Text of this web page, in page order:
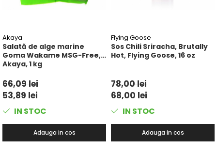
Akaya
Salată de alge marine
Goma Wakame MSG-Free,
Akaya, 1 kg
66,09 lei
53,89 lei
IN STOC
Adauga in cos
Flying Goose
Sos Chili Sriracha, Brutally
Hot, Flying Goose, 16 oz
78,00 lei
68,00 lei
IN STOC
Adauga in cos